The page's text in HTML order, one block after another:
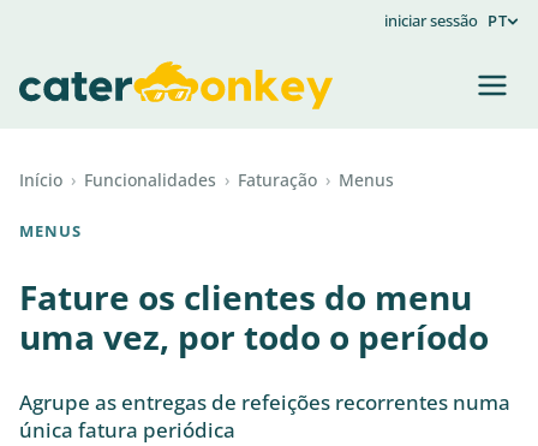
iniciar sessão PT
Início › Funcionalidades › Faturação › Menus
MENUS
Fature os clientes do menu
uma vez, por todo o período
Agrupe as entregas de refeições recorrentes numa
única fatura periódica